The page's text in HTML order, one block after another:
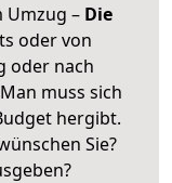
Umzug – Die
oder von
oder nach
Man muss sich
hergibt.
Sie?